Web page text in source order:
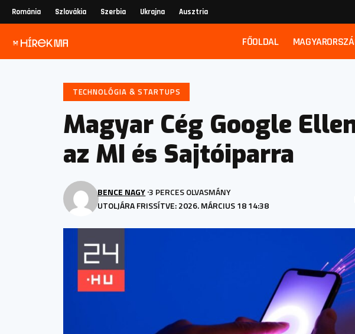
Románia Szlovákia Szerbia Ukrajna Ausztria
FŐOLDAL
TECHNOLÓGIA & STARTUPS
Magyar Cég Google
az MI és Sajtóiparra
UTOLJÁRA FRISSÍTVE: 2026. MÁRCIUS 18 14:38
BENCE NAGY 3 PERCES OLVASMÁNY